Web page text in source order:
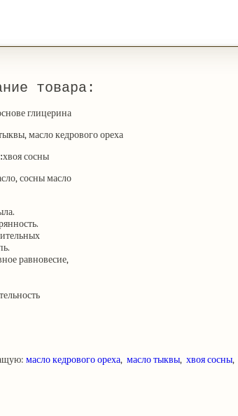
товара:
глицерина
масло кедрового ореха
хвоя сосны
сосны масло
равновесие,
масло кедрового ореха, масло тыквы, хвоя сосны,